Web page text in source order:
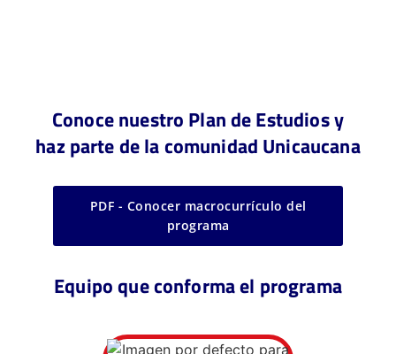
Conoce nuestro Plan de Estudios y
haz parte de la comunidad Unicaucana
PDF - Conocer macrocurrículo del
programa
Equipo que conforma el programa